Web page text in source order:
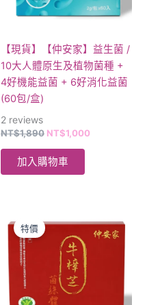
【現貨】【仲安家】益生菌 /
10大人體原生及植物菌種 +
4好機能益菌 + 6好消化益菌
(60包/盒)
2 reviews
NT$1,890 NT$1,000
加入購物車
特價
始
格：
NT$2,400。
前
價
NT$1,440。